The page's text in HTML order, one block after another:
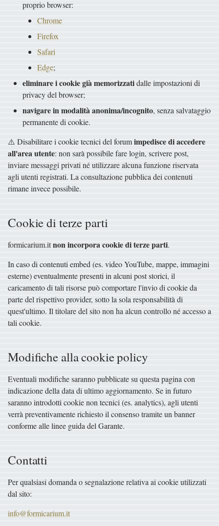
proprio browser:
Chrome
Firefox
Safari
Edge;
eliminare i cookie già memorizzatidalle impostazioni di
privacy del browser;
navigare in modalità anonima/incognito, senza salvataggio
permanente di cookie.
⚠️ Disabilitare i cookie tecnici del forumimpedisce di accedere
all'area utente: non sarà possibile fare login, scrivere post,
inviare messaggi privati né utilizzare alcuna funzione riservata
agli utenti registrati. La consultazione pubblica dei contenuti
rimane invece possibile.
Cookie di terze parti
formicarium.itnon incorpora cookie di terze parti.
In caso di contenuti embed (es. video YouTube, mappe, immagini
esterne) eventualmente presenti in alcuni post storici, il
caricamento di tali risorse può comportare l'invio di cookie da
parte del rispettivo provider, sotto la sola responsabilità di
quest'ultimo. Il titolare del sito non ha alcun controllo né accesso a
tali cookie.
Modifiche alla cookie policy
Eventuali modifiche saranno pubblicate su questa pagina con
indicazione della data di ultimo aggiornamento. Se in futuro
saranno introdotti cookie non tecnici (es. analytics), agli utenti
verrà preventivamente richiesto il consenso tramite un banner
conforme alle linee guida del Garante.
Contatti
Per qualsiasi domanda o segnalazione relativa ai cookie utilizzati
dal sito:
info@formicarium.it